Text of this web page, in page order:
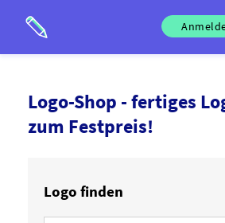
Logo-Shop - fertiges
zum Festpreis!
Logo finden